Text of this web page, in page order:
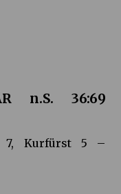
n.S. 36:69
7, Kurfürst 5 –